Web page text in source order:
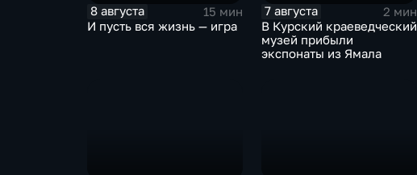
8 августа
15 мин
И пусть вся жизнь — игра
7 августа
2 мин
В Курский краеведческий
музей прибыли
экспонаты из Ямала